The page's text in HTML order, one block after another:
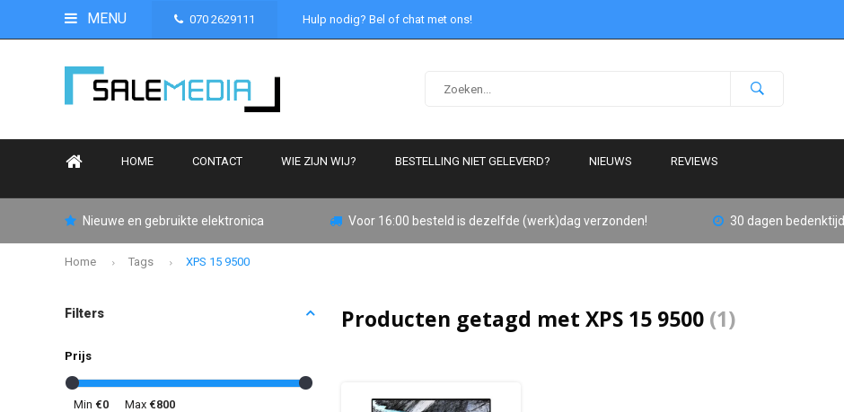
MENU 070 2629111 Hulp nodig? Bel of chat met ons!
HOME CONTACT WIE ZIJN WIJ? BESTELLING NIET GELEVERD? NIEUWS REVIEWS
Nieuwe en gebruikte elektronica Voor 16:00 besteld is dezelfde (werk)dag verzonden! 30 dagen bedenktijd
Home Tags XPS 15 9500
Filters
Prijs
Min €0 Max €800
Producten getagd met XPS 15 9500 (1)